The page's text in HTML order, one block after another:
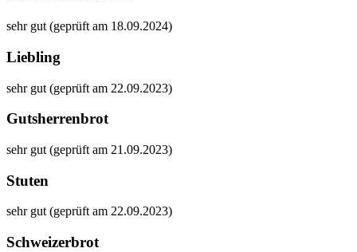
sehr gut (geprüft am 18.09.2024)
Liebling
sehr gut (geprüft am 22.09.2023)
Gutsherrenbrot
sehr gut (geprüft am 21.09.2023)
Stuten
sehr gut (geprüft am 22.09.2023)
Schweizerbrot